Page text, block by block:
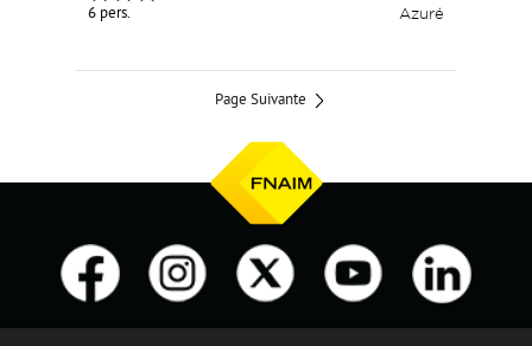
6 pers. Azuré
Page Suivante